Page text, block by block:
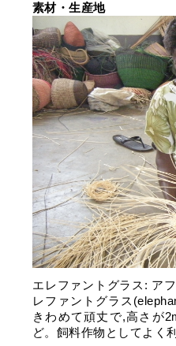
素材・生産地
エレファントグラス: ア
レファントグラス
きわめて頑丈で,高さが
ど。飼料作物としてよく